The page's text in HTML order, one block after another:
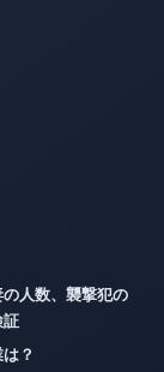
人数、襲撃犯の
証
？